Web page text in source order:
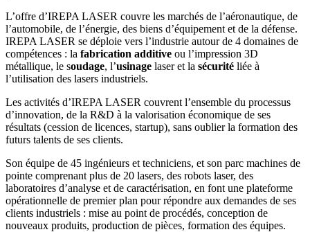
L’offre d’IREPA LASER couvre les marchés de l’aéronautique, de
l’automobile, de l’énergie, des biens d’équipement et de la défense.
IREPA LASER se déploie vers l’industrie autour de 4 domaines de
compétences : la fabrication additive ou l’impression 3D
métallique, le soudage, l’usinage laser et la sécurité liée à
l’utilisation des lasers industriels.
Les activités d’IREPA LASER couvrent l’ensemble du processus
d’innovation, de la R&D à la valorisation économique de ses
résultats (cession de licences, startup), sans oublier la formation des
futurs talents de ses clients.
Son équipe de 45 ingénieurs et techniciens, et son parc machines de
pointe comprenant plus de 20 lasers, des robots laser, des
laboratoires d’analyse et de caractérisation, en font une plateforme
opérationnelle de premier plan pour répondre aux demandes de ses
clients industriels : mise au point de procédés, conception de
nouveaux produits, production de pièces, formation des équipes.